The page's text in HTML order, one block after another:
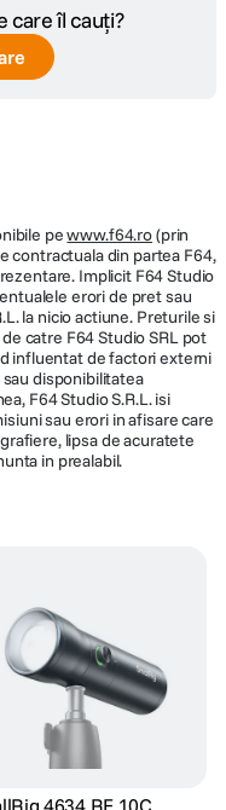
care îl cauți?
pewww.f64.ro(prin
contractuala din partea F64,
Implicit F64 Studio
erori de pret sau
la nicio actiune. Preturile si
catre F64 Studio SRL pot
influentat de factori externi
disponibilitatea
F64 Studio S.R.L. isi
sau erori in afisare care
lipsa de acuratete
in prealabil.
4634 RF 10C